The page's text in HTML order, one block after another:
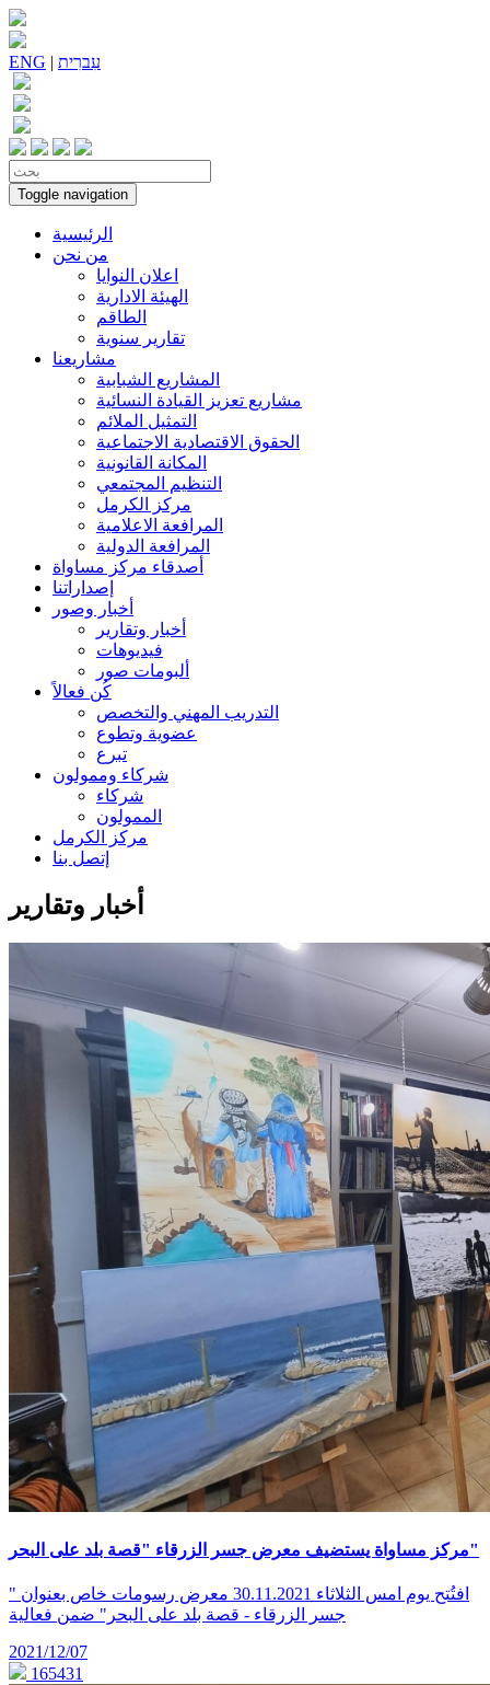
ENG | עִברִית
Toggle navigation
الرئيسية
من نحن
اعلان النوايا
الهيئة الادارية
الطاقم
تقارير سنوية
مشاريعنا
المشاريع الشبابية
مشاريع تعزيز القيادة النسائية
التمثيل الملائم
الحقوق الاقتصادية الاجتماعية
المكانة القانونية
التنظيم المجتمعي
مركز الكرمل
المرافعة الاعلامية
المرافعة الدولية
أصدقاء مركز مساواة
إصداراتنا
أخبار وصور
أخبار وتقارير
فيديوهات
ألبومات صور
كُن فعالاً
التدريب المهني والتخصص
عضوية وتطوع
تبرع
شركاء وممولون
شركاء
الممولون
مركز الكرمل
إتصل بنا
أخبار وتقارير
مركز مساواة يستضيف معرض جسر الزرقاء "قصة بلد على البحر"
افتُتح يوم امس الثلاثاء 30.11.2021 معرض رسومات خاص بعنوان "
جسر الزرقاء - قصة بلد على البحر" ضمن فعالية
2021/12/07
165431